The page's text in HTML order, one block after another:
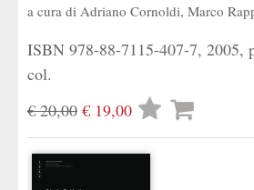
a cura di Adriano Cornoldi, Marco
ISBN 978-88-7115-407-7, 2005,
col.
€ 20,00 € 19,00 Lista